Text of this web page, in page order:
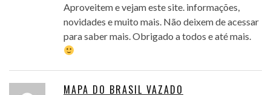
Aproveitem e vejam este site. informações,
novidades e muito mais. Não deixem de acessar
para saber mais. Obrigado a todos e até mais.
MAPA DO BRASIL VAZADO